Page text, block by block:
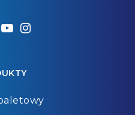
youtubeinstagram